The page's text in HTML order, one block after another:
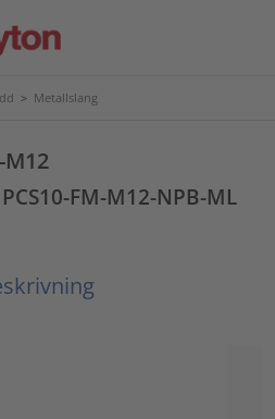
> Metallslang
M12
FM-M12-NPB-ML